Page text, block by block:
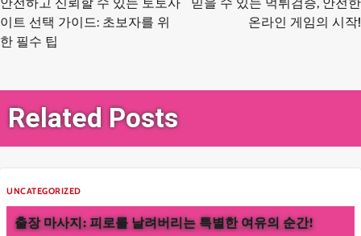
탐
이트 선택 가이드: 초보자를 위
한 필수 팁
온라인 게임의 시작!
Related Posts
UNCATEGORIZED
출장 마사지: 피로를 날려버리는 특별한 여유의 순간!